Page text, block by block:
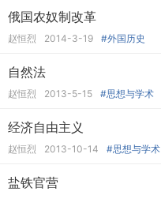
俄国农奴制改革
赵恒烈 2014-3-19 #外国历史
自然法
赵恒烈 2013-5-15 #思想与学术
经济自由主义
赵恒烈 2013-10-14 #思想与学术
盐铁官营